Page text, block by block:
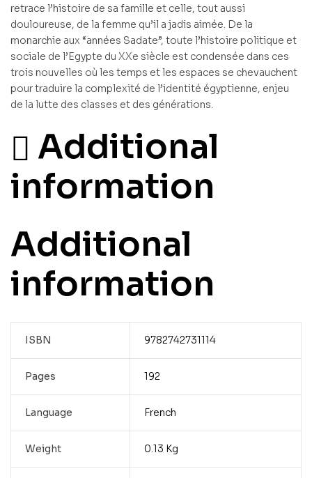
retrace l’histoire de sa famille et celle, tout aussi
douloureuse, de la femme qu’il a jadis aimée. De la
monarchie aux “années Sadate”, toute l’histoire politique et
sociale de l’Egypte du XXe siècle est condensée dans ces
trois nouvelles où les temps et les espaces se chevauchent
pour traduire la complexité de l’identité égyptienne, enjeu
de la lutte des classes et des générations.
Additional
information
Additional
information
ISBN 9782742731114
Pages 192
Language French
Weight 0.13 Kg